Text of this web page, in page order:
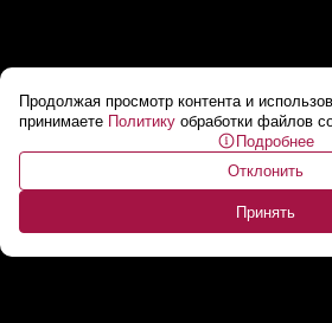
Продолжая просмотр контента и
принимаете Политику обработки файлов
Подробнее
Отклонить
Принять
Впервые за 10 000 лет. В
извергается вулкан Хайли-